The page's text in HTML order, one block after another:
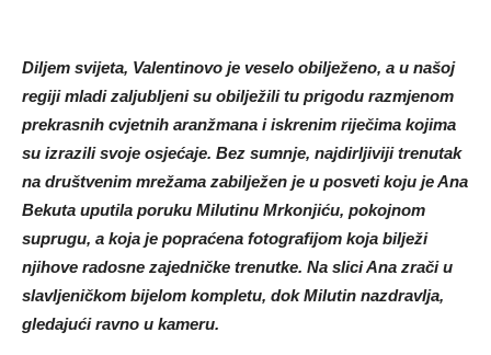
Diljem svijeta, Valentinovo je veselo obilježeno, a u našoj
regiji mladi zaljubljeni su obilježili tu prigodu razmjenom
prekrasnih cvjetnih aranžmana i iskrenim riječima kojima
su izrazili svoje osjećaje. Bez sumnje, najdirljiviji trenutak
na društvenim mrežama zabilježen je u posveti koju je Ana
Bekuta uputila poruku Milutinu Mrkonjiću, pokojnom
suprugu, a koja je popraćena fotografijom koja bilježi
njihove radosne zajedničke trenutke. Na slici Ana zrači u
slavljeničkom bijelom kompletu, dok Milutin nazdravlja,
gledajući ravno u kameru.